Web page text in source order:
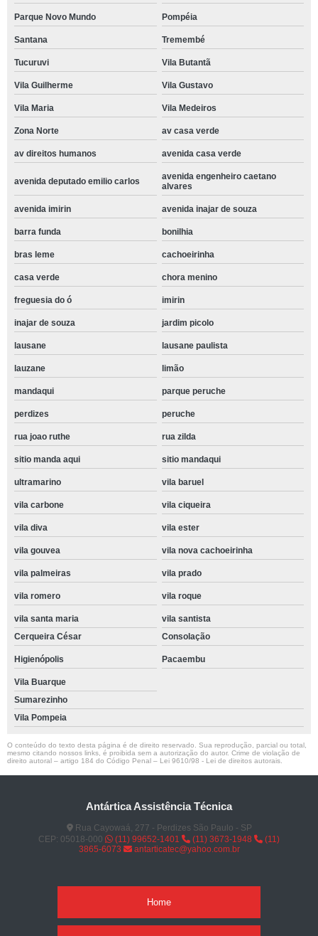
Parque Novo Mundo Pompéia
Santana Tremembé
Tucuruvi Vila Butantã
Vila Guilherme Vila Gustavo
Vila Maria Vila Medeiros
Zona Norte av casa verde
av direitos humanos avenida casa verde
avenida deputado emilio carlos
avenida engenheiro caetano
alvares
avenida imirin avenida inajar de souza
barra funda bonilhia
bras leme cachoeirinha
casa verde chora menino
freguesia do ó imirin
inajar de souza jardim picolo
lausane lausane paulista
lauzane limão
mandaqui parque peruche
perdizes peruche
rua joao ruthe rua zilda
sitio manda aqui sitio mandaqui
ultramarino vila baruel
vila carbone vila ciqueira
vila diva vila ester
vila gouvea vila nova cachoeirinha
vila palmeiras vila prado
vila romero vila roque
vila santa maria
vila santista
Cerqueira César
Consolação
Higienópolis Pacaembu
Vila Buarque
Sumarezinho
Vila Pompeia
O conteúdo do texto desta página é de direito reservado. Sua reprodução, parcial ou total,
mesmo citando nossos links, é proibida sem a autorização do autor. Crime de violação de
direito autoral – artigo 184 do Código Penal – Lei 9610/98 - Lei de direitos autorais
Antártica Assistência Técnica
Rua Cayowaá, 277 - Perdizes São Paulo - SP
CEP: 05018-000
(11) 99652-1401 (11) 3673-1948
(11)
3865-6073
antarticatec@yahoo.com.br
Home